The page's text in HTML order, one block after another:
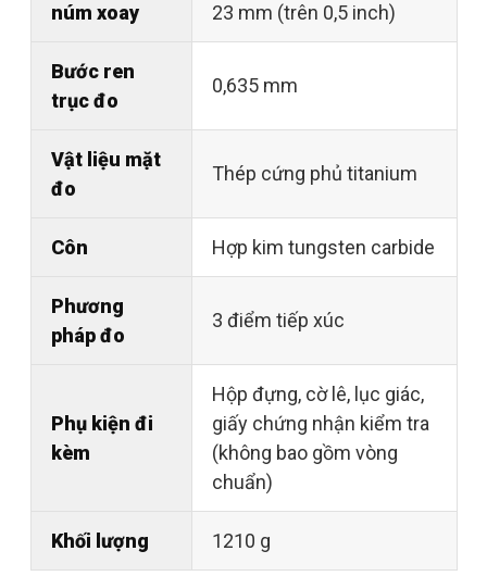
núm xoay
23 mm (trên 0,5 inch)
Bước ren
trục đo
0,635 mm
Vật liệu mặt
đo
Thép cứng phủ titanium
Côn Hợp kim tungsten carbide
Phương
pháp đo
3 điểm tiếp xúc
Phụ kiện đi
kèm
Hộp đựng, cờ lê, lục giác,
giấy chứng nhận kiểm tra
(không bao gồm vòng
chuẩn)
Khối lượng 1210 g